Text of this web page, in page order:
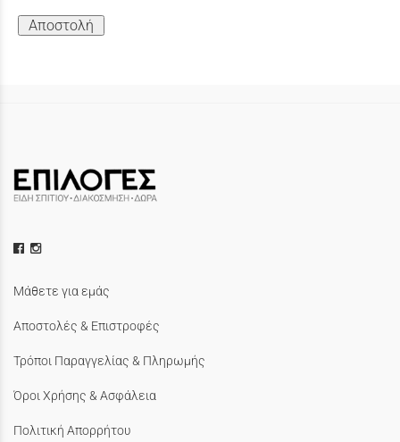
Αποστολή
Μάθετε για εμάς
Αποστολές & Επιστροφές
Τρόποι Παραγγελίας & Πληρωμής
Όροι Χρήσης & Ασφάλεια
Πολιτική Απορρήτου